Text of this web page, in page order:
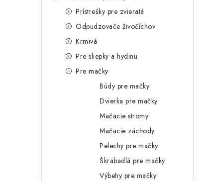
Prístrešky pre zvieratá
Odpudzovače živočíchov
Krmivá
Pre sliepky a hydinu
Pre mačky
Búdy pre mačky
Dvierka pre mačky
Mačacie stromy
Mačacie záchody
Pelechy pre mačky
Škrabadlá pre mačky
Výbehy pre mačky